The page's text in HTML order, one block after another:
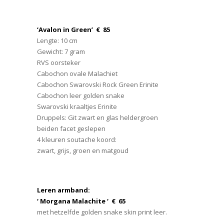
‘Avalon in Green’ € 85
Lengte: 10 cm
Gewicht: 7 gram
RVS oorsteker
Cabochon ovale Malachiet
Cabochon Swarovski Rock Green Erinite
Cabochon leer golden snake
Swarovski kraaltjes Erinite
Druppels: Git zwart en glas heldergroen
beiden facet geslepen
4 kleuren soutache koord:
zwart, grijs, groen en matgoud
Leren armband:
‘ Morgana Malachite ‘ € 65
met hetzelfde golden snake skin print leer.